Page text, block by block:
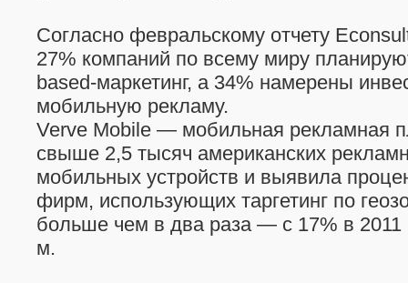
Согласно февральскому отчету
27% компаний по всему миру
based-маркетинг, а 34% намерены
мобильную рекламу.
Verve Mobile — мобильная рекламная
свыше 2,5 тысяч американских
мобильных устройств и выявила
фирм, использующих таргетинг по
больше чем в два раза — с 17% в 2011
м.